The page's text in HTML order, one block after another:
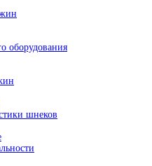
оборудования
шнеков